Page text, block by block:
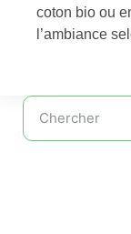
coton bio ou
l’ambiance